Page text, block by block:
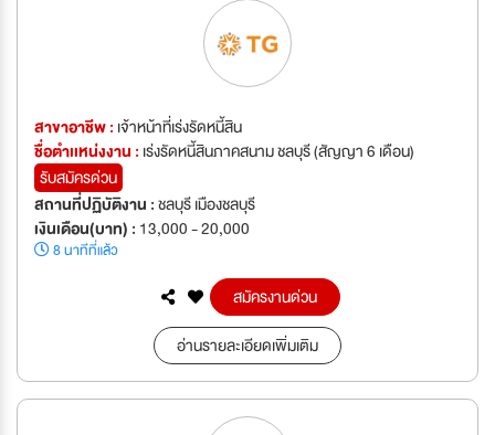
สาขาอาชีพ : เจ้าหน้าที่เร่งรัดหนี้สิน
ชื่อตำเเหน่งงาน : เร่งรัดหนี้สินภาคสนาม ชลบุรี (สัญญา 6 เดือน)
รับสมัครด่วน
สถานที่ปฏิบัติงาน :ชลบุรี เมืองชลบุรี
เงินเดือน(บาท) : 13,000 - 20,000
8 นาทีที่แล้ว
สมัครงานด่วน
อ่านรายละเอียดเพิ่มเติม